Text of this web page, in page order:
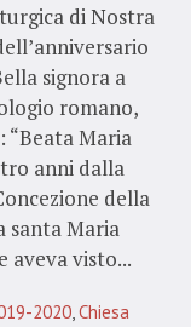
di Nostra
signora a
romano,
Maria
anni dalla
della
santa Maria
aveva visto...
2020 Chiesa